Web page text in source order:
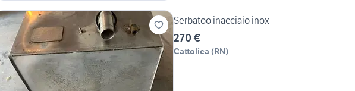
Serbatoo inacciaio inox
270 €
Cattolica (RN)